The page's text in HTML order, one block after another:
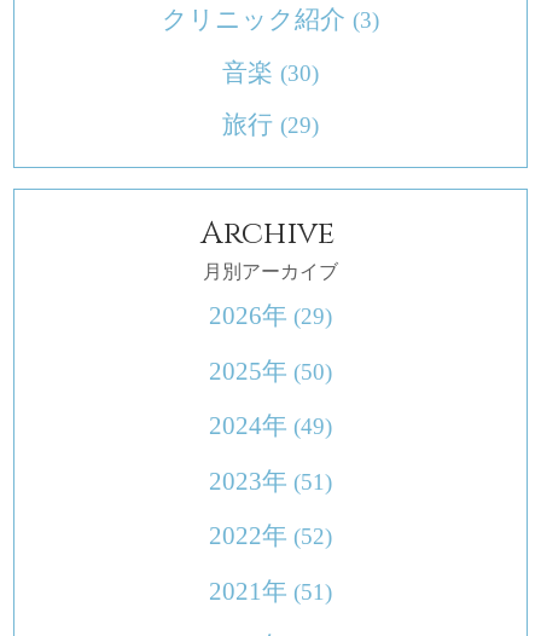
クリニック紹介 (3)
音楽 (30)
旅行 (29)
Archive
月別アーカイブ
2026年 (29)
2025年 (50)
2024年 (49)
2023年 (51)
2022年 (52)
2021年 (51)